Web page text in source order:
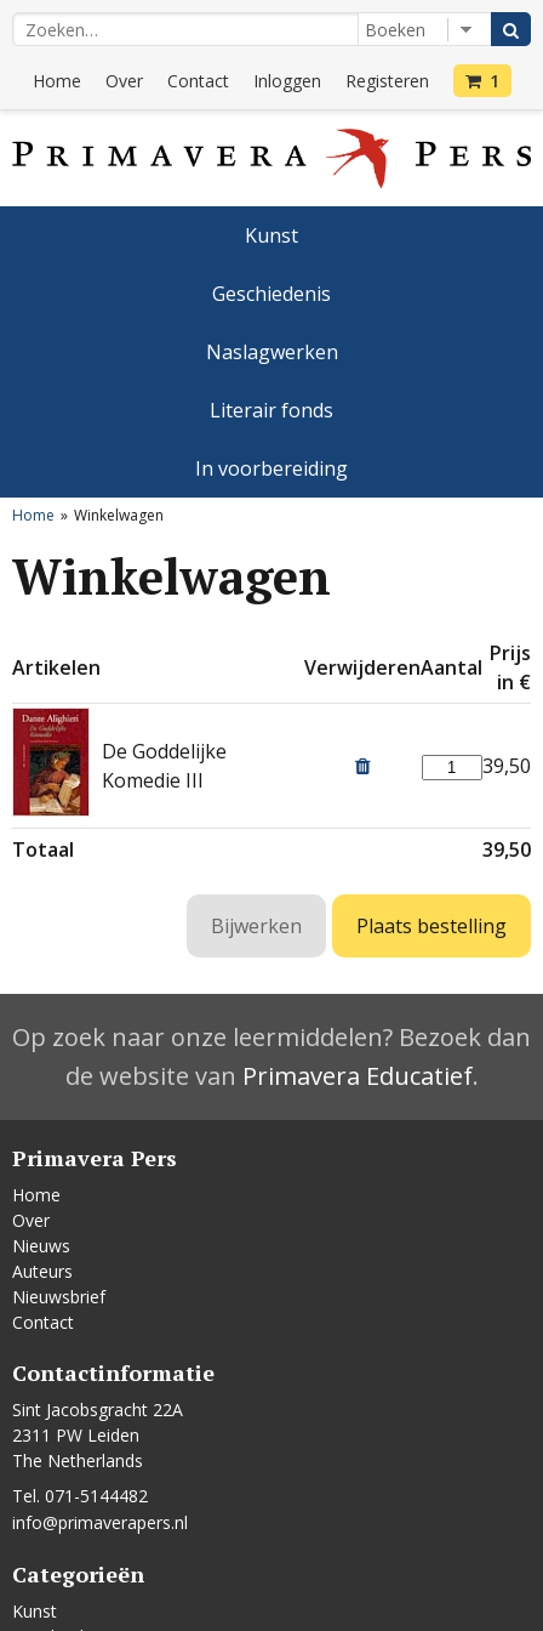
Home Over Contact Inloggen Registeren 1
Kunst
Geschiedenis
Naslagwerken
Literair fonds
In voorbereiding
Home Winkelwagen
Winkelwagen
Artikelen VerwijderenAantal
Prijs
in €
De Goddelijke
Komedie III
39,50
Totaal 39,50
Op zoek naar onze leermiddelen? Bezoek dan
de website van Primavera Educatief.
Primavera Pers
Home
Over
Nieuws
Auteurs
Nieuwsbrief
Contact
Contactinformatie
Sint Jacobsgracht 22A
2311 PW Leiden
The Netherlands
Tel. 071-5144482
info@primaverapers.nl
Categorieën
Kunst